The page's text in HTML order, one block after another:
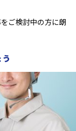
ご検討中の方に朗